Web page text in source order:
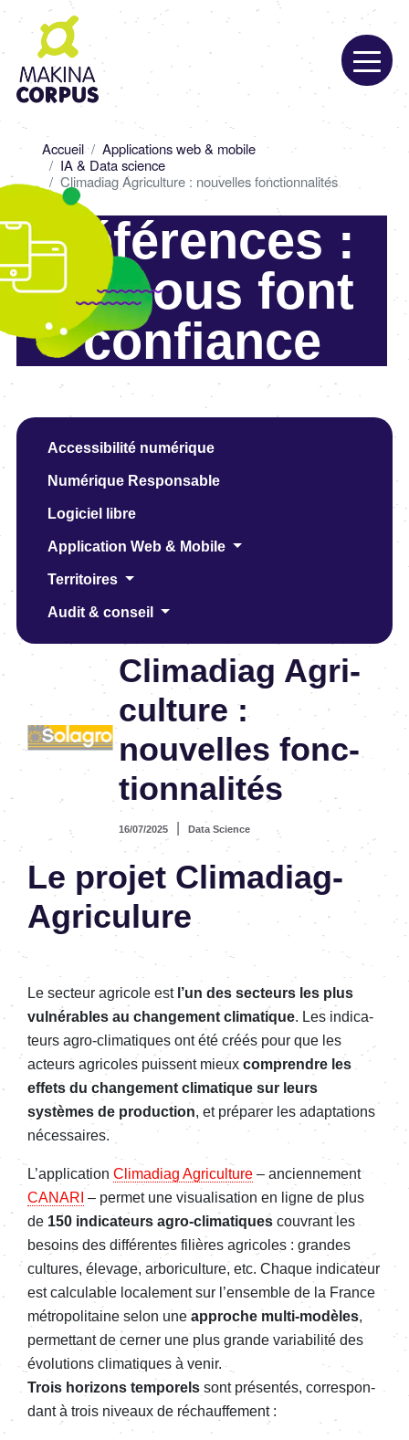
Aller
contenu
principal
d'Ariane
Accueil
Applications web & mobile
IA & Data science
Climadiag Agriculture : nouvelles fonctionnalités
Références :
ils nous font
confiance
Accessibilité numérique
Numérique Responsable
Logiciel libre
Application Web & Mobile
Territoires
Audit & conseil
Clima­diag Agri­
cul­ture :
nouvelles fonc­
tion­na­li­tés
16/07/2025 Data Science
Le projet Clima­diag-
Agri­cu­lure
Le secteur agri­cole est l’un des secteurs les plus
vulné­rables au chan­ge­ment clima­tique. Les indi­ca­
teurs agro-clima­tiques ont été créés pour que les
acteurs agri­coles puissent mieux comprendre les
effets du chan­ge­ment clima­tique sur leurs
systèmes de produc­tion, et prépa­rer les adap­ta­tions
néces­saires.
L’ap­pli­ca­tion Clima­diag Agri­cul­ture– ancien­ne­ment
CANARI – permet une visua­li­sa­tion en ligne de plus
de 150 indi­ca­teurs agro-clima­tiques couvrant les
besoins des diffé­rentes filières agri­coles : grandes
cultures, élevage, arbo­ri­cul­ture, etc. Chaque indi­ca­teur
est calcu­lable loca­le­ment sur l’en­semble de la France
métro­po­li­taine selon une approche multi-modèles,
permet­tant de cerner une plus grande varia­bi­lité des
évolu­tions clima­tiques à venir.
Trois hori­zons tempo­rels sont présen­tés, corres­pon­
dant à trois niveaux de réchauf­fe­ment :